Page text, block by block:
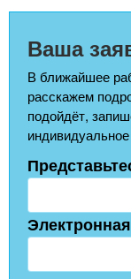
Ваша
В ближайшее
расскажем
подойдёт,